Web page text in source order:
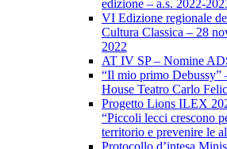
edizione – a.s. 2022-
VI Edizione regionale
Cultura Classica – 28
2022
AT IV SP – Nomine
“Il mio primo Debussy”
House Teatro Carlo
Progetto Lions ILEX
“Piccoli lecci crescono
territorio e prevenire le